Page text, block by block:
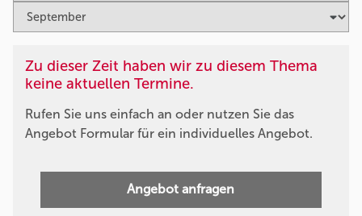
Zu dieser Zeit haben wir zu diesem Thema
keine aktuellen Termine.
Rufen Sie uns einfach an oder nutzen Sie das
Angebot Formular für ein individuelles Angebot.
Angebot anfragen